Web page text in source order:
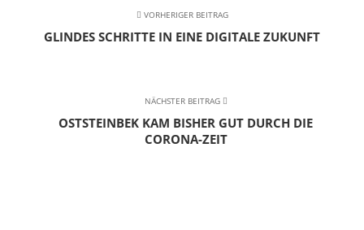
VORHERIGER BEITRAG
GLINDES SCHRITTE IN EINE DIGITALE ZUKUNFT
NÄCHSTER BEITRAG
OSTSTEINBEK KAM BISHER GUT DURCH DIE
CORONA-ZEIT